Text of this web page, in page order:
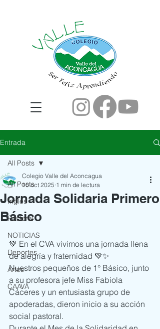
Entrada
All Posts
Ingles
Pastoral
NOTICIAS
Deportes
Artes
CAAVA
All Posts
Jornada Solidaria Primero
Básico
Colegio Valle del Aconcagua
10 oct 2025 1 min de lectura
💚 En el CVA vivimos una jornada llena
de alegría y fraternidad 💚✨
Nuestros pequeños de 1° Básico, junto
a su profesora jefe Miss Fabiola
Cáceres y un entusiasta grupo de
apoderadas, dieron inicio a su acción
social pastoral.